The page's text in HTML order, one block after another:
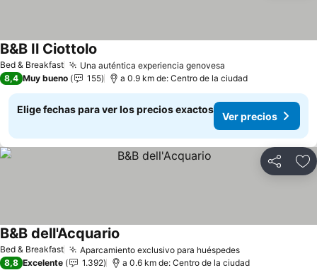
Bed & Breakfast Una auténtica experiencia genovesa
B&B Il Ciottolo
8,4 Muy bueno 155 a 0.9 km de: Centro de la ciudad
Elige fechas para ver los precios exactos
Ver precios
Compartir
Bed & Breakfast Aparcamiento exclusivo para huéspedes
B&B dell'Acquario
8,8 Excelente 1.392 a 0.6 km de: Centro de la ciudad